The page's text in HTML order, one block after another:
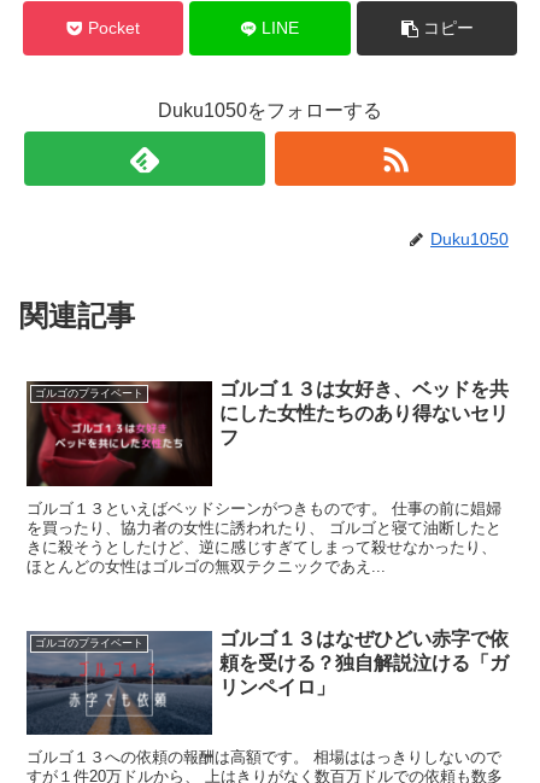
Pocket LINE コピー
Duku1050をフォローする
Duku1050
関連記事
ゴルゴのプライベート
ゴルゴ１３は女好き、ベッドを共
にした女性たちのあり得ないセリ
フ
ゴルゴ１３といえばベッドシーンがつきものです。 仕事の前に娼婦
を買ったり、協力者の女性に誘われたり、 ゴルゴと寝て油断したと
きに殺そうとしたけど、逆に感じすぎてしまって殺せなかったり、
ほとんどの女性はゴルゴの無双テクニックであえ...
ゴルゴのプライベート
ゴルゴ１３はなぜひどい赤字で依
頼を受ける？独自解説泣ける「ガ
リンペイロ」
ゴルゴ１３への依頼の報酬は高額です。 相場ははっきりしないので
すが１件20万ドルから、 上はきりがなく数百万ドルでの依頼も数多